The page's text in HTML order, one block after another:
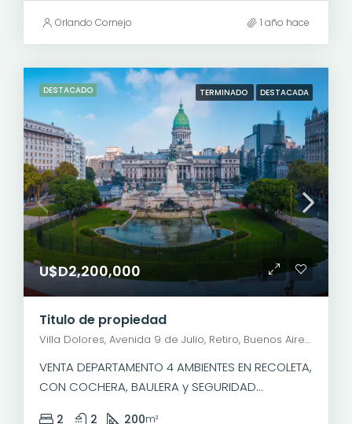
Orlando Cornejo 1 año hace
DESTACADO TERMINADO DESTACADA
U$D2,200,000
Titulo de propiedad
Villa Dolores, Avenida 9 de Julio, Retiro, Buenos Aires, Comuna 1, Ciudad Autónoma de Buenos Aires, C1059ABQ, Argentina
VENTA DEPARTAMENTO 4 AMBIENTES EN RECOLETA,
CON COCHERA, BAULERA y SEGURIDAD...
2 2 200m²